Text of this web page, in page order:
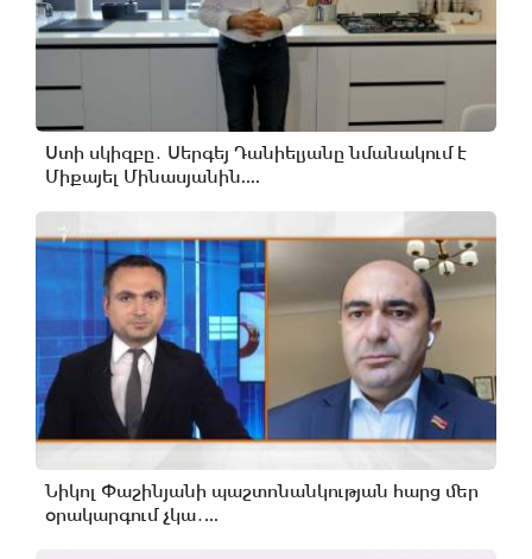
Ստի սկիզբը․ Սերգեյ Դանիելյանը նմանակում է
Միքայել Մինասյանին....
Նիկոլ Փաշինյանի պաշտոնանկության հարց մեր
օրակարգում չկա․...